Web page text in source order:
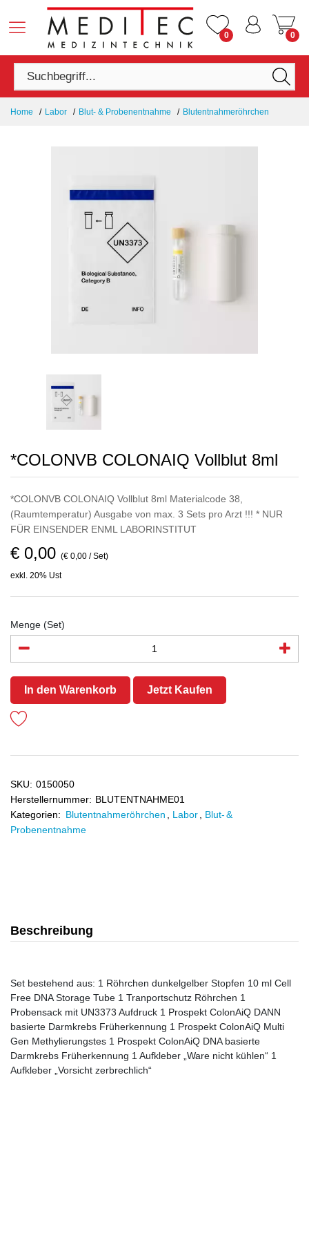
0 0
Home Labor Blut- & Probenentnahme Blutentnahmeröhrchen
*COLONVB COLONAIQ Vollblut 8ml
*COLONVB COLONAIQ Vollblut 8ml Materialcode 38,
(Raumtemperatur) Ausgabe von max. 3 Sets pro Arzt !!! * NUR
FÜR EINSENDER ENML LABORINSTITUT
€ 0,00 (€ 0,00 / Set)
exkl. 20% Ust
Menge (Set)
In den Warenkorb Jetzt Kaufen
SKU: 0150050
Herstellernummer: BLUTENTNAHME01
Kategorien: Blutentnahmeröhrchen Labor
Blut- &
Probenentnahme
Beschreibung
Set bestehend aus: 1 Röhrchen dunkelgelber Stopfen 10 ml Cell
Free DNA Storage Tube 1 Tranportschutz Röhrchen 1
Probensack mit UN3373 Aufdruck 1 Prospekt ColonAiQ DANN
basierte Darmkrebs Früherkennung 1 Prospekt ColonAiQ Multi
Gen Methylierungstes 1 Prospekt ColonAiQ DNA basierte
Darmkrebs Früherkennung 1 Aufkleber „Ware nicht kühlen“ 1
Aufkleber „Vorsicht zerbrechlich“